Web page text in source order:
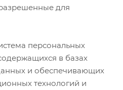
для
персональных
в базах
и обеспечивающих
технологий и